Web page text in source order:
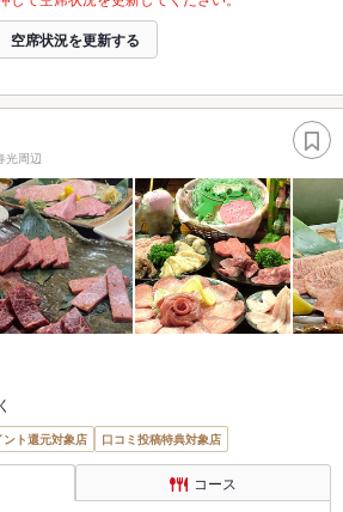
空席状況を更新する
光周辺
ント還元対象店 口コミ投稿特典対象店
コース